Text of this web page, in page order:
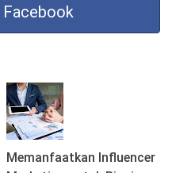
Facebook
Memanfaatkan Influencer